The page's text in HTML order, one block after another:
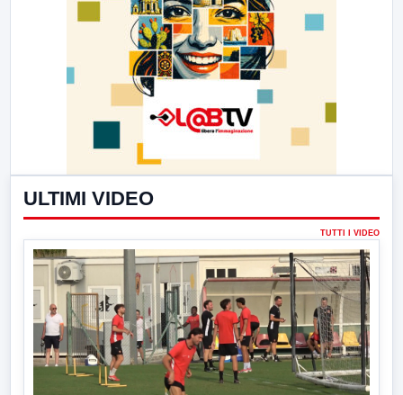
ULTIMI VIDEO
TUTTI I VIDEO